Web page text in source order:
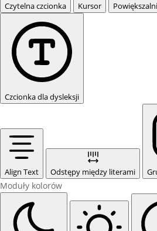
Czytelna czcionka Kursor
Czcionka dla dysleksji
Align Text Odstępy między literami
Moduły kolorów